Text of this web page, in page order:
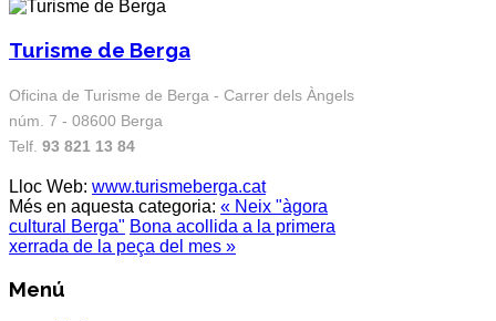
Turisme de Berga
Oficina de Turisme de Berga - Carrer dels Àngels
núm. 7 - 08600 Berga
Telf. 93 821 13 84
Lloc Web: www.turismeberga.cat
Més en aquesta categoria: « Neix "àgora
cultural Berga" Bona acollida a la primera
xerrada de la peça del mes »
Menú